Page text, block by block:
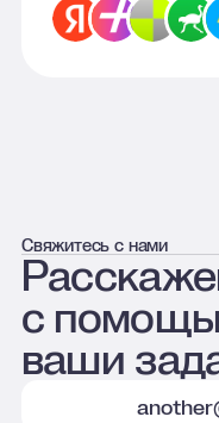
Свяжитесь с нами
с
ваши